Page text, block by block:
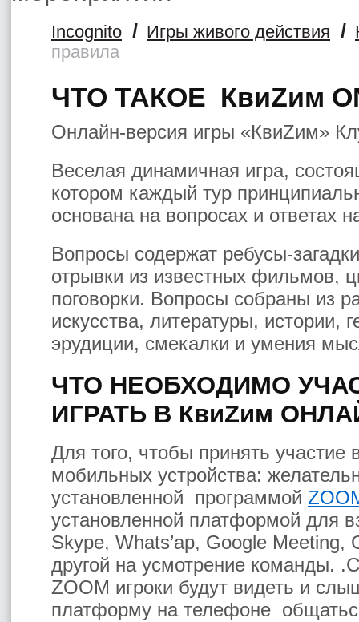
Incognito / Игры живого действия /
правила
ЧТО ТАКОЕ КвиZим
Онлайн-версия игры «КвиZим»
Веселая динамичная игра,
котором каждый тур
основана на вопросах и ответах
Вопросы содержат ребусы-
отрывки из известных фильмов,
поговорки. Вопросы собраны из
искусства, литературы, истории,
эрудиции, смекалки и умения
ЧТО НЕОБХОДИМО
ИГРАТЬ В КвиZим
Для того, чтобы принять участие
мобильных устройства:
установленной программой
установленной платформой для
Skype, Whats’ap, Google
другой на усмотрение команды.
ZOOM игроки будут видеть и
платформу на телефоне